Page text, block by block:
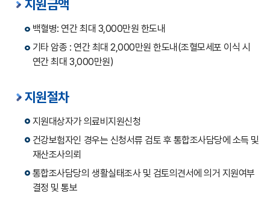
지원금액
백혈병: 연간 최대 3,000만원 한도내
기타 암종 : 연간 최대 2,000만원 한도내(조혈모세포 이식 시
연간 최대 3,000만원)
지원절차
지원대상자가 의료비지원신청
건강보험자인 경우는 신청서류 검토 후 통합조사담당에 소득 및
재산조사의뢰
통합조사담당의 생활실태조사 및 검토의견서에 의거 지원여부
결정 및 통보